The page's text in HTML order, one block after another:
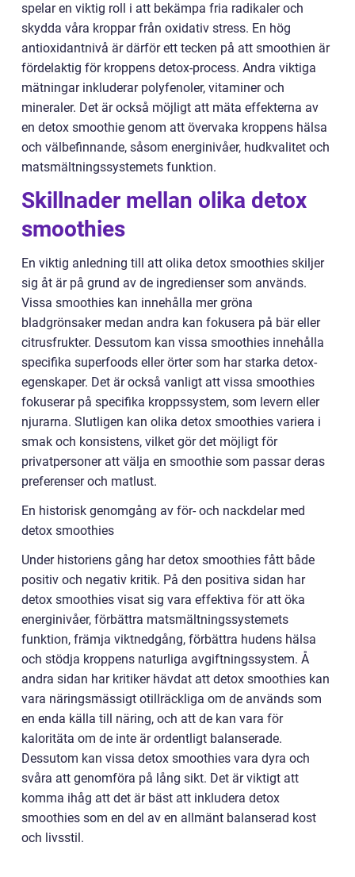
spelar en viktig roll i att bekämpa fria radikaler och
skydda våra kroppar från oxidativ stress. En hög
antioxidantnivå är därför ett tecken på att smoothien är
fördelaktig för kroppens detox-process. Andra viktiga
mätningar inkluderar polyfenoler, vitaminer och
mineraler. Det är också möjligt att mäta effekterna av
en detox smoothie genom att övervaka kroppens hälsa
och välbefinnande, såsom energinivåer, hudkvalitet och
matsmältningssystemets funktion.
Skillnader mellan olika detox
smoothies
En viktig anledning till att olika detox smoothies skiljer
sig åt är på grund av de ingredienser som används.
Vissa smoothies kan innehålla mer gröna
bladgrönsaker medan andra kan fokusera på bär eller
citrusfrukter. Dessutom kan vissa smoothies innehålla
specifika superfoods eller örter som har starka detox-
egenskaper. Det är också vanligt att vissa smoothies
fokuserar på specifika kroppssystem, som levern eller
njurarna. Slutligen kan olika detox smoothies variera i
smak och konsistens, vilket gör det möjligt för
privatpersoner att välja en smoothie som passar deras
preferenser och matlust.
En historisk genomgång av för- och nackdelar med
detox smoothies
Under historiens gång har detox smoothies fått både
positiv och negativ kritik. På den positiva sidan har
detox smoothies visat sig vara effektiva för att öka
energinivåer, förbättra matsmältningssystemets
funktion, främja viktnedgång, förbättra hudens hälsa
och stödja kroppens naturliga avgiftningssystem. Å
andra sidan har kritiker hävdat att detox smoothies kan
vara näringsmässigt otillräckliga om de används som
en enda källa till näring, och att de kan vara för
kaloritäta om de inte är ordentligt balanserade.
Dessutom kan vissa detox smoothies vara dyra och
svåra att genomföra på lång sikt. Det är viktigt att
komma ihåg att det är bäst att inkludera detox
smoothies som en del av en allmänt balanserad kost
och livsstil.